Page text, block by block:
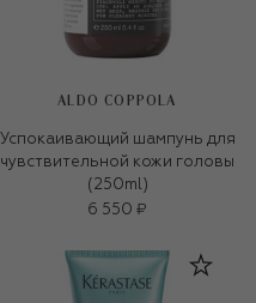
ALDO COPPOLA
Успокаивающий шампунь для
чувствительной кожи головы
(250ml)
6 550 ₽